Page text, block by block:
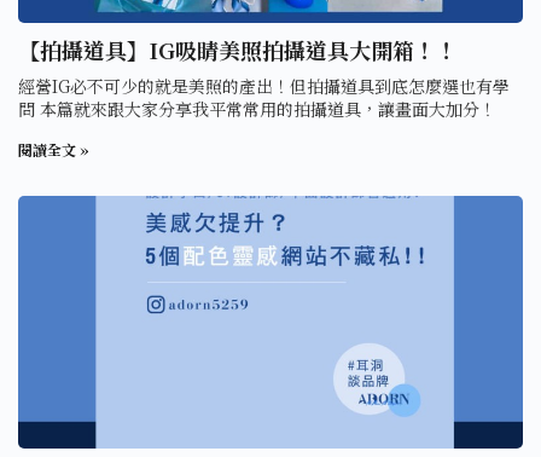
【拍攝道具】IG吸睛美照拍攝道具大開箱！！
經營IG必不可少的就是美照的產出！但拍攝道具到底怎麼選也有學
問 本篇就來跟大家分享我平常常用的拍攝道具，讓畫面大加分！
閱讀全文 »